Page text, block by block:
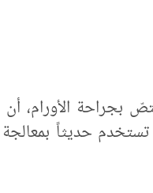
بجراحة الأورام،
حديثاً بمعالجة